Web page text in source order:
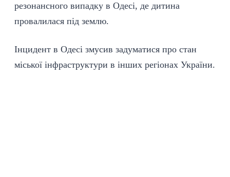
резонансного випадку в Одесі, де дитина
провалилася під землю.
Інцидент в Одесі змусив задуматися про стан
міської інфраструктури в інших регіонах України.